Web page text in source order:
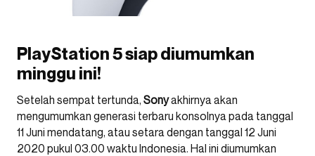
PlayStation 5 siap diumumkan
minggu ini!
Setelah sempat tertunda, Sonyakhirnya akan
mengumumkan generasi terbaru konsolnya pada tanggal
11 Juni mendatang, atau setara dengan tanggal 12 Juni
2020 pukul 03.00 waktu Indonesia. Hal ini diumumkan